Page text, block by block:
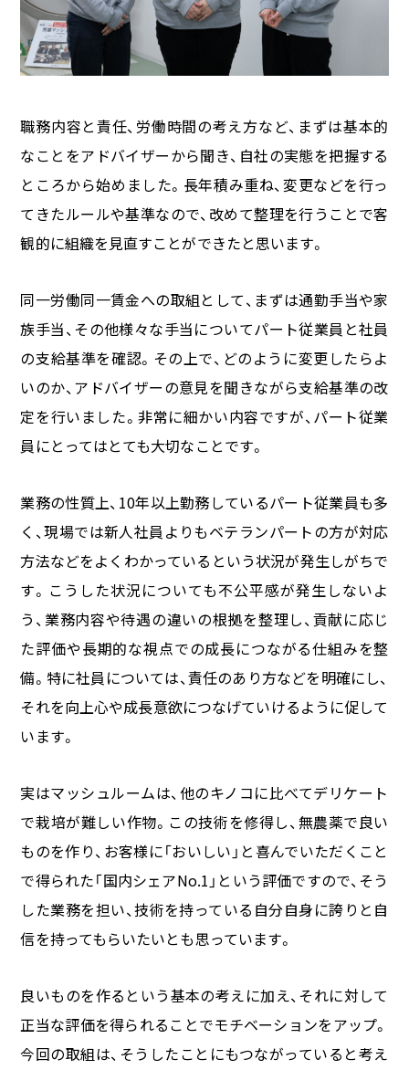
職務内容と責任、労働時間の考え方など、まずは基本的
なことをアドバイザーから聞き、自社の実態を把握する
ところから始めました。長年積み重ね、変更などを行っ
てきたルールや基準なので、改めて整理を行うことで客
観的に組織を見直すことができたと思います。
同一労働同一賃金への取組として、まずは通勤手当や家
族手当、その他様々な手当についてパート従業員と社員
の支給基準を確認。その上で、どのように変更したらよ
いのか、アドバイザーの意見を聞きながら支給基準の改
定を行いました。非常に細かい内容ですが、パート従業
員にとってはとても大切なことです。
業務の性質上、 10年以上勤務しているパート従業員も多
く、現場では新人社員よりもベテランパートの方が対応
方法などをよくわかっているという状況が発生しがちで
す。こうした状況についても不公平感が発生しないよ
う、業務内容や待遇の違いの根拠を整理し、貢献に応じ
た評価や長期的な視点での成長につながる仕組みを整
備。特に社員については、責任のあり方などを明確にし、
それを向上心や成長意欲につなげていけるように促して
います。
実はマッシュルームは、他のキノコに比べてデリケート
で栽培が難しい作物。この技術を修得し、無農薬で良い
ものを作り、お客様に「おいしい」と喜んでいただくこと
で得られた「国内シェアNo.1 」という評価ですので、そう
した業務を担い、技術を持っている自分自身に誇りと自
信を持ってもらいたいとも思っています。
良いものを作るという基本の考えに加え、それに対して
正当な評価を得られることでモチベーションをアップ。
今回の取組は、そうしたことにもつながっていると考え